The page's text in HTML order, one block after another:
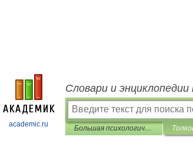
academic.ru
Словари и
Большая психологическая энциклопедия